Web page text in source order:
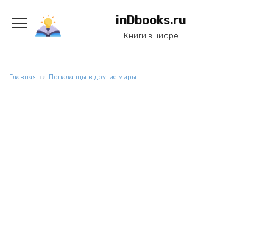
содержанию
inDbooks.ru
Книги в цифре
Главная Попаданцы в другие миры